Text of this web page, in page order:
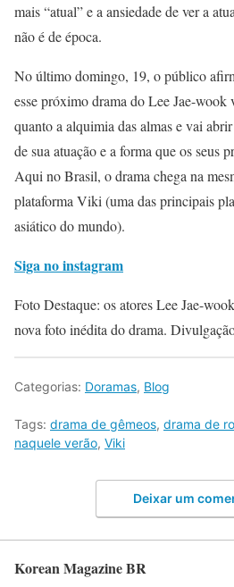
mais “atual” e a ansiedade de ver a
não é de época.
No último domingo, 19, o público
esse próximo drama do Lee Jae-wook
quanto a alquimia das almas e vai
de sua atuação e a forma que os seus
Aqui no Brasil, o drama chega na
plataforma Viki (uma das principais
asiático do mundo).
Siga no instagram
Foto Destaque: os atores Lee Jae-
nova foto inédita do drama.
Categorias: Doramas, Blog
Tags: drama de gêmeos, drama de
naquele verão, Viki
Deixar um
Korean Magazine BR